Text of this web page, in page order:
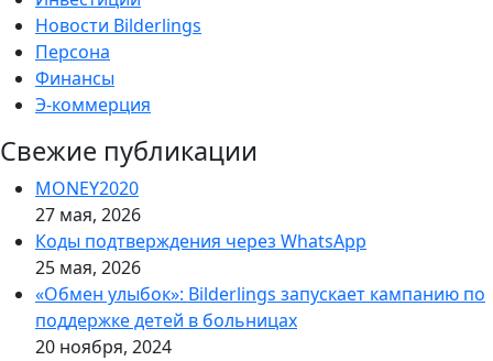
Новости Bilderlings
Персона
Финансы
Э-коммерция
Свежие публикации
MONEY2020
27 мая, 2026
Коды подтверждения через WhatsApp
25 мая, 2026
«Обмен улыбок»: Bilderlings запускает кампанию по
поддержке детей в больницах
20 ноября, 2024